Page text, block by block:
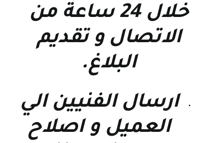
خلال 24 ساعة من
الاتصال و تقديم
البلاغ.
ارسال الفنيين الي
العميل و اصلاح